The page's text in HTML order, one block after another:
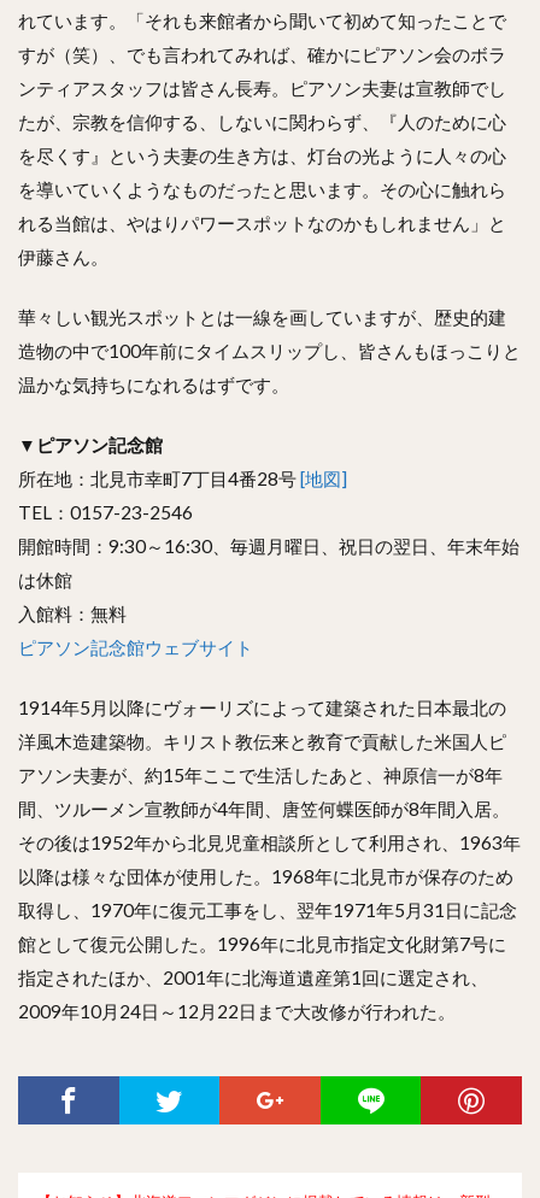
れています。「それも来館者から聞いて初めて知ったことで
すが（笑）、でも言われてみれば、確かにピアソン会のボラ
ンティアスタッフは皆さん長寿。ピアソン夫妻は宣教師でし
たが、宗教を信仰する、しないに関わらず、『人のために心
を尽くす』という夫妻の生き方は、灯台の光ように人々の心
を導いていくようなものだったと思います。その心に触れら
れる当館は、やはりパワースポットなのかもしれません」と
伊藤さん。
華々しい観光スポットとは一線を画していますが、歴史的建
造物の中で100年前にタイムスリップし、皆さんもほっこりと
温かな気持ちになれるはずです。
▼ ピアソン記念館
所在地：北見市幸町7丁目4番28号 [地図]
TEL：0157-23-2546
開館時間：9:30～16:30、毎週月曜日、祝日の翌日、年末年始
は休館
入館料：無料
ピアソン記念館ウェブサイト
1914年5月以降にヴォーリズによって建築された日本最北の
洋風木造建築物。キリスト教伝来と教育で貢献した米国人ピ
アソン夫妻が、約15年ここで生活したあと、神原信一が8年
間、ツルーメン宣教師が4年間、唐笠何蝶医師が8年間入居。
その後は1952年から北見児童相談所として利用され、1963年
以降は様々な団体が使用した。1968年に北見市が保存のため
取得し、1970年に復元工事をし、翌年1971年5月31日に記念
館として復元公開した。1996年に北見市指定文化財第7号に
指定されたほか、2001年に北海道遺産第1回に選定され、
2009年10月24日～12月22日まで大改修が行われた。